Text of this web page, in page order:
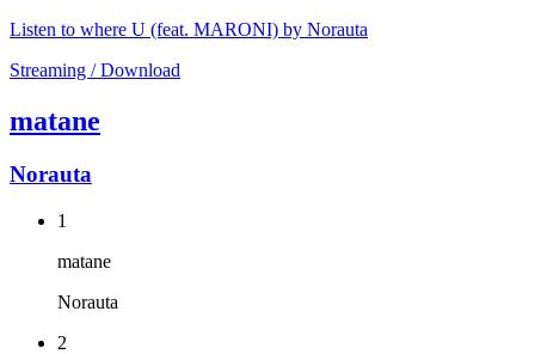
Listen to where U (feat. MARONI) by Norauta
Streaming / Download
matane
Norauta
1
matane
Norauta
2